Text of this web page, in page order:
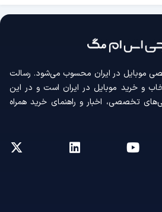
موبایل در ایران محسوب می‌شود. رسالت
و خرید موبایل در ایران است و در این
تخصصی، اخبار و راهنمای خرید همراه